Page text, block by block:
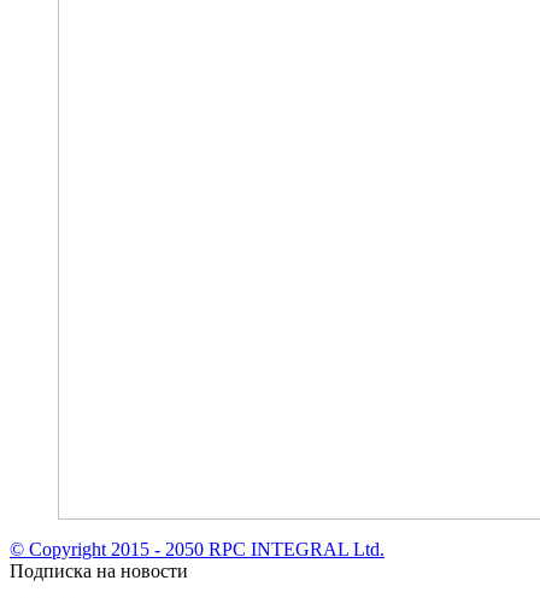
© Copyright 2015 - 2050 RPC INTEGRAL Ltd.
Подписка на новости